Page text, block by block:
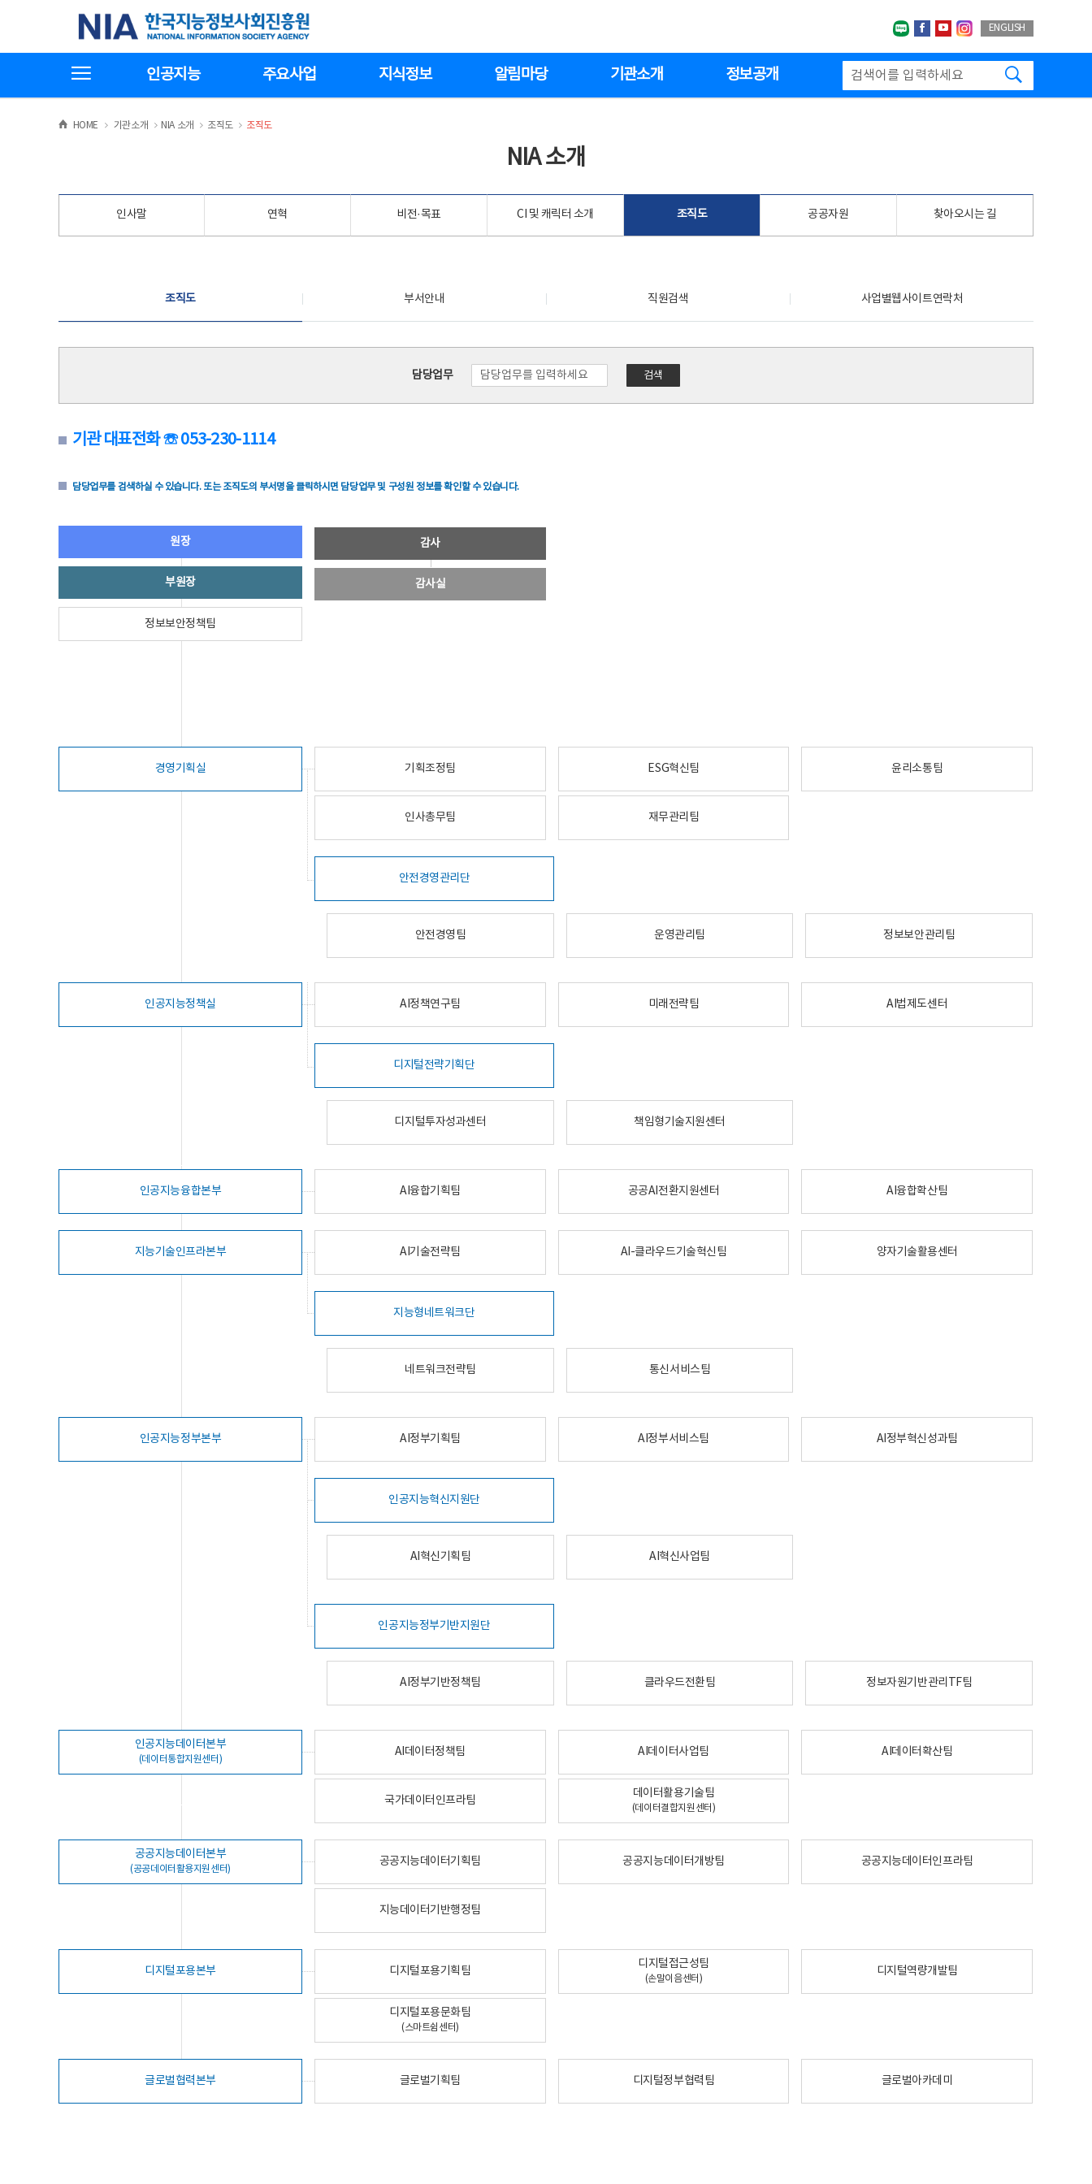
기
한국지능정보사회진흥원
네이버블로그
페이스북
유투브인스타그랩
ENGLISH
인공지능 주요사업 지식정보 알림마당 기관소개 정보공개
HOME >
기관소개 >NIA 소개 >
조직도 >
조직도
NIA 소개
인사말 연혁 비전·목표 CI 및 캐릭터 소개 조직도 공공자원 찾아오시는 길
조직도 부서안내 직원검색 사업별웹사이트연락처
담당업무 검색
기관 대표전화 ☏ 053-230-1114
담당업무를 검색하실 수 있습니다. 또는 조직도의 부서명을 클릭하시면 담당업무 및 구성원 정보를 확인할 수 있습니다.
원장
부원장
정보보안정책팀
감사
감사실
경영기획실 기획조정팀 ESG혁신팀 윤리소통팀
인사총무팀 재무관리팀
안전경영관리단
안전경영팀 운영관리팀 정보보안관리팀
인공지능정책실 AI정책연구팀 미래전략팀 AI법제도센터
디지털전략기획단
디지털투자성과센터 책임형기술지원센터
인공지능융합본부 AI융합기획팀 공공AI전환지원센터 AI융합확산팀
지능기술인프라본부 AI기술전략팀 AI-클라우드기술혁신팀 양자기술활용센터
지능형네트워크단
네트워크전략팀 통신서비스팀
인공지능정부본부 AI정부기획팀 AI정부서비스팀 AI정부혁신성과팀
인공지능혁신지원단
AI혁신기획팀 AI혁신사업팀
인공지능정부기반지원단
AI정부기반정책팀 클라우드전환팀 정보자원기반관리TF팀
인공지능데이터본부
(데이터통합지원센터)
AI데이터정책팀 AI데이터사업팀 AI데이터확산팀
국가데이터인프라팀
데이터활용기술팀
(데이터결합지원센터)
공공지능데이터본부
(공공데이터활용지원센터)
공공지능데이터기획팀 공공지능데이터개방팀 공공지능데이터인프라팀
지능데이터기반행정팀
디지털포용본부 디지털포용기획팀
디지털접근성팀
(손말이음센터)
디지털역량개발팀
디지털포용문화팀
(스마트쉼센터)
글로벌협력본부 글로벌기획팀 디지털정부협력팀 글로벌아카데미